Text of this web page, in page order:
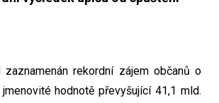
rekordní zájem občanů o
hodnotě převyšující 41,1 mld.